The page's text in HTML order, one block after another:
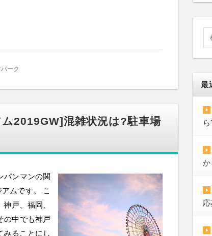
ーク
2019GW]混雑状況は?駐車場
パンマンの関
ムです。 こ
戸、福岡、
の中でも神戸
みることにし
最
か